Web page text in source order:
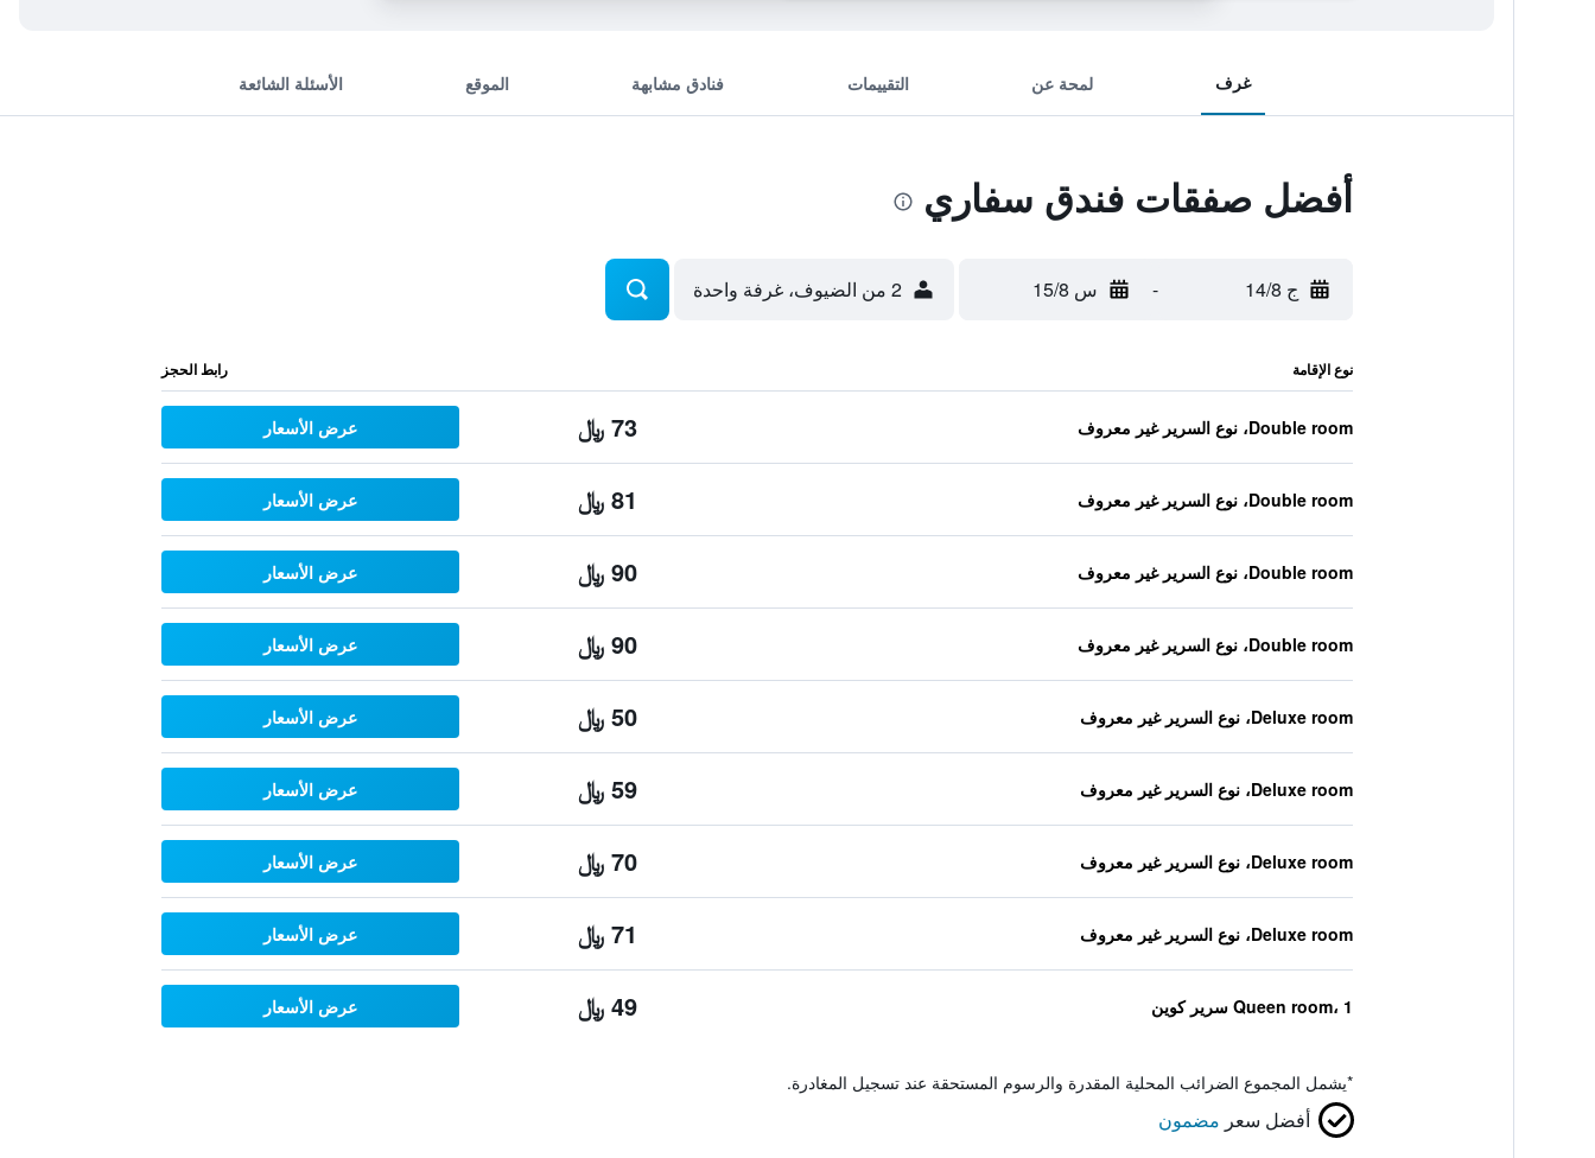
غرف لمحة عن التقييمات فنادق مشابهة الموقع الأسئلة الشائعة
أفضل صفقات فندق سفاري
ج 14/8 - س 15/8 2 من الضيوف، غرفة واحدة
نوع الإقامة رابط الحجز
Double room، نوع السرير غير معروف 73 ﷼ عرض الأسعار
Double room، نوع السرير غير معروف 81 ﷼ عرض الأسعار
Double room، نوع السرير غير معروف 90 ﷼ عرض الأسعار
Double room، نوع السرير غير معروف 90 ﷼ عرض الأسعار
Deluxe room، نوع السرير غير معروف 50 ﷼ عرض الأسعار
Deluxe room، نوع السرير غير معروف 59 ﷼ عرض الأسعار
Deluxe room، نوع السرير غير معروف 70 ﷼ عرض الأسعار
Deluxe room، نوع السرير غير معروف 71 ﷼ عرض الأسعار
Queen room، 1 سرير كوين 49 ﷼ عرض الأسعار
*يشمل المجموع الضرائب المحلية المقدرة والرسوم المستحقة عند تسجيل المغادرة.
أفضل سعر مضمون